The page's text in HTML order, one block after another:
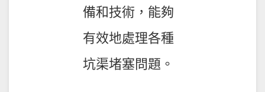
備和技術，能夠
有效地處理各種
坑渠堵塞問題。